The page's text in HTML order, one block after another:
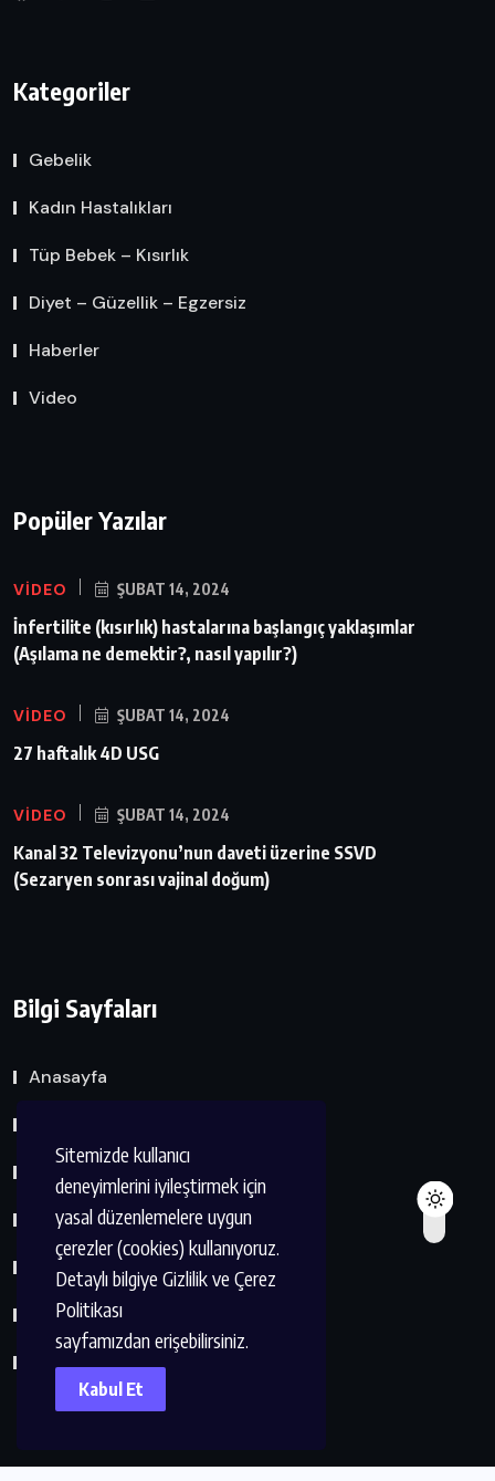
Sitemizde kullanıcı
deneyimlerini iyileştirmek için
yasal düzenlemelere uygun
çerezler (cookies) kullanıyoruz.
Detaylı bilgiye Gizlilik ve Çerez
Politikası
sayfamızdan erişebilirsiniz.
Kabul Et
Kategoriler
Gebelik
Kadın Hastalıkları
Tüp Bebek – Kısırlık
Diyet – Güzellik – Egzersiz
Haberler
Video
Popüler Yazılar
VIDEO ŞUBAT 14, 2024
İnfertilite (kısırlık) hastalarına başlangıç yaklaşımlar
(Aşılama ne demektir?, nasıl yapılır?)
VIDEO ŞUBAT 14, 2024
27 haftalık 4D USG
VIDEO ŞUBAT 14, 2024
Kanal 32 Televizyonu’nun daveti üzerine SSVD
(Sezaryen sonrası vajinal doğum)
Bilgi Sayfaları
Anasayfa
Eserler Listesi
Dernek ve Kuruluşlar
Kvkk Metni
Çerez Politikası
İletişim